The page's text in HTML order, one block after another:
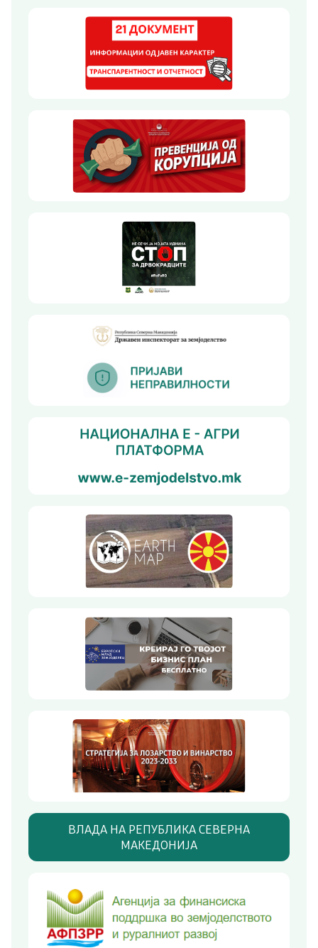
ВЛАДА НА РЕПУБЛИКА СЕВЕРНА
МАКЕДОНИЈА